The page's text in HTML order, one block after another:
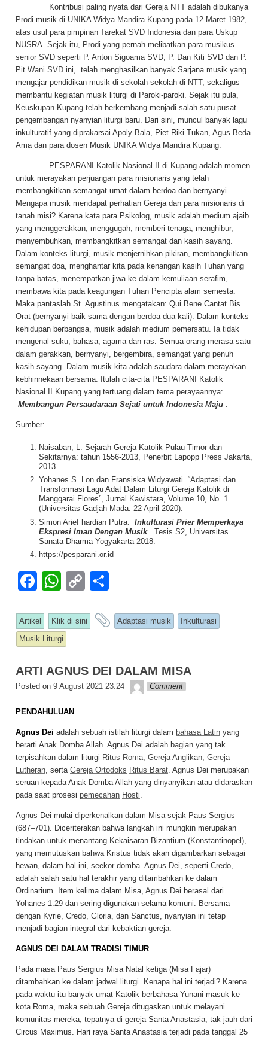
Kontribusi paling nyata dari Gereja NTT adalah dibukanya
Prodi musik di UNIKA Widya Mandira Kupang pada 12 Maret 1982,
atas usul para pimpinan Tarekat SVD Indonesia dan para Uskup
NUSRA. Sejak itu, Prodi yang pernah melibatkan para musikus
senior SVD seperti P. Anton Sigoama SVD, P. Dan Kiti SVD dan P.
Pit Wani SVD ini, telah menghasilkan banyak Sarjana musik yang
mengajar pendidikan musik di sekolah-sekolah di NTT, sekaligus
membantu kegiatan musik liturgi di Paroki-paroki. Sejak itu pula,
Keuskupan Kupang telah berkembang menjadi salah satu pusat
pengembangan nyanyian liturgi baru. Dari sini, muncul banyak lagu
inkulturatif yang diprakarsai Apoly Bala, Piet Riki Tukan, Agus Beda
Ama dan para dosen Musik UNIKA Widya Mandira Kupang.
PESPARANI Katolik Nasional II di Kupang adalah momen
untuk merayakan perjuangan para misionaris yang telah
membangkitkan semangat umat dalam berdoa dan bernyanyi.
Mengapa musik mendapat perhatian Gereja dan para misionaris di
tanah misi? Karena kata para Psikolog, musik adalah medium ajaib
yang menggerakkan, menggugah, memberi tenaga, menghibur,
menyembuhkan, membangkitkan semangat dan kasih sayang.
Dalam konteks liturgi, musik menjernihkan pikiran, membangkitkan
semangat doa, menghantar kita pada kenangan kasih Tuhan yang
tanpa batas, menempatkan jiwa ke dalam kemuliaan serafim,
membawa kita pada keagungan Tuhan Pencipta alam semesta.
Maka pantaslah St. Agustinus mengatakan: Qui Bene Cantat Bis
Orat (bernyanyi baik sama dengan berdoa dua kali). Dalam konteks
kehidupan berbangsa, musik adalah medium pemersatu. Ia tidak
mengenal suku, bahasa, agama dan ras. Semua orang merasa satu
dalam gerakkan, bernyanyi, bergembira, semangat yang penuh
kasih sayang. Dalam musik kita adalah saudara dalam merayakan
kebhinnekaan bersama. Itulah cita-cita PESPARANI Katolik
Nasional II Kupang yang tertuang dalam tema perayaannya:
Membangun Persaudaraan Sejati untuk Indonesia Maju .
Sumber:
Naisaban, L. Sejarah Gereja Katolik Pulau Timor dan
Sekitarnya: tahun 1556-2013, Penerbit Lapopp Press Jakarta,
2013.
Yohanes S. Lon dan Fransiska Widyawati. “Adaptasi dan
Transformasi Lagu Adat Dalam Liturgi Gereja Katolik di
Manggarai Flores”, Jurnal Kawistara, Volume 10, No. 1
(Universitas Gadjah Mada: 22 April 2020).
Simon Arief hardian Putra.
Inkulturasi Prier Memperkaya
Ekspresi Iman Dengan Musik
. Tesis S2, Universitas
Sanata Dharma Yogyakarta 2018.
https://pesparani.or.id
F
c
e
o
o
k
W
at
s
p
p
C
p
n
k
ar
Artikel Klik di sini and tagged
Adaptasi musik
Inkulturasi
Musik Liturgi
ARTI AGNUS DEI DALAM MISA
Posted on 9 August 2021 23:24 admin
Comment
PENDAHULUAN
Agnus Dei adalah sebuah istilah liturgi dalam bahasa Latin yang
berarti Anak Domba Allah. Agnus Dei adalah bagian yang tak
terpisahkan dalam liturgi Ritus Roma, Gereja Anglikan, Gereja
Lutheran, serta Gereja Ortodoks Ritus Barat. Agnus Dei merupakan
seruan kepada Anak Domba Allah yang dinyanyikan atau didaraskan
pada saat prosesi pemecahan Hosti.
Agnus Dei mulai diperkenalkan dalam Misa sejak Paus Sergius
(687–701). Diceriterakan bahwa langkah ini mungkin merupakan
tindakan untuk menantang Kekaisaran Bizantium (Konstantinopel),
yang memutuskan bahwa Kristus tidak akan digambarkan sebagai
hewan, dalam hal ini, seekor domba. Agnus Dei, seperti Credo,
adalah salah satu hal terakhir yang ditambahkan ke dalam
Ordinarium. Item kelima dalam Misa, Agnus Dei berasal dari
Yohanes 1:29 dan sering digunakan selama komuni. Bersama
dengan Kyrie, Credo, Gloria, dan Sanctus, nyanyian ini tetap
menjadi bagian integral dari kebaktian gereja.
AGNUS DEI DALAM TRADISI TIMUR
Pada masa Paus Sergius Misa Natal ketiga (Misa Fajar)
ditambahkan ke dalam jadwal liturgi. Kenapa hal ini terjadi? Karena
pada waktu itu banyak umat Katolik berbahasa Yunani masuk ke
kota Roma, maka sebuah Gereja ditugaskan untuk melayani
komunitas mereka, tepatnya di gereja Santa Anastasia, tak jauh dari
Circus Maximus. Hari raya Santa Anastasia terjadi pada tanggal 25